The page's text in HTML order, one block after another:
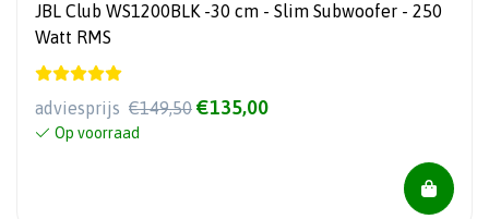
JBL Club WS1200BLK -30 cm - Slim Subwoofer - 250
Watt RMS
adviesprijs €149,50 €135,00
Op voorraad